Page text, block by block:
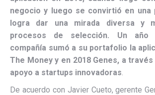
negocio y luego se convirtió en una
logra dar una mirada diversa y
procesos de selección. Un año
compañía sumó a su portafolio la
The Money y en 2018 Genes, a
apoyo a startups innovadoras.
De acuerdo con Javier Cueto, gerente